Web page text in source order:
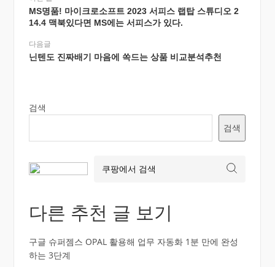
MS명품! 마이크로소프트 2023 서피스 랩탑 스튜디오 2
14.4 맥북있다면 MS에는 서피스가 있다.
다음글
닌텐도 진짜배기 마음에 쏙드는 상품 비교분석추천
검색
검색
다른 추천 글 보기
구글 슈퍼젬스 OPAL 활용해 업무 자동화 1분 만에 완성
하는 3단계